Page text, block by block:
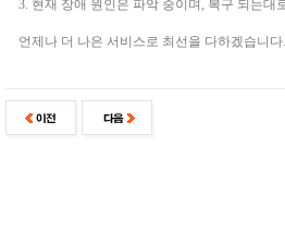
3. 현재 장애 원인은 파악 중이며, 복구 되는대
언제나 더 나은 서비스로 최선을 다하겠습니다.